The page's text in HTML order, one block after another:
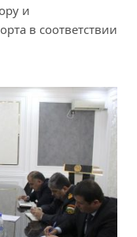
и
в соответствии